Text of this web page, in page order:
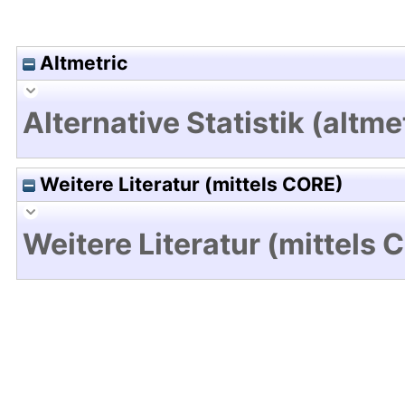
Altmetric
Alternative Statistik
Weitere Literatur (mittels CORE)
Weitere Literatur (mittels